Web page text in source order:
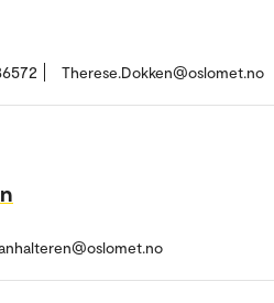
Therese.Dokken@oslomet.no